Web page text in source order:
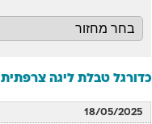
כדורגל טבלת ליגה צרפתית 2024/25 מחזור 34
18/05/2025